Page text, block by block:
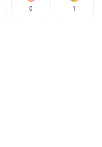
0 1